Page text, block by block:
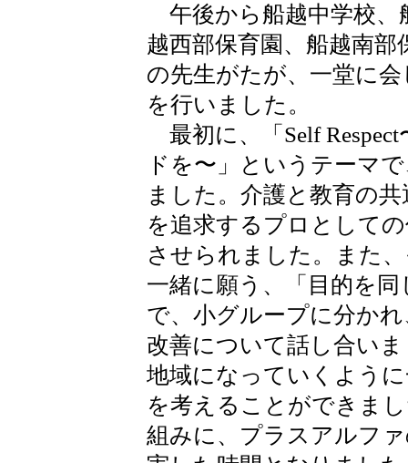
午後から船越中学校、
越西部保育園、船越南
の先生がたが、一堂に
を行いました。
最初に、「Self
ドを〜」というテーマ
ました。介護と教育の
を追求するプロとして
させられました。また
一緒に願う、「目的を
で、小グループに分か
改善について話し合い
地域になっていくよう
を考えることができま
組みに、プラスアルフ